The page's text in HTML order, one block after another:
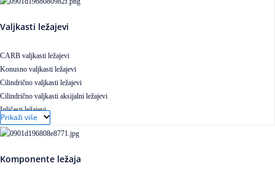
Aksijalni kuglični ležajevi
Valjkasti ležajevi
CARB valjkasti ležajevi
Konusno valjkasti ležajevi
Cilindrično valjkasti ležajevi
Cilindrično valjkasti aksijalni ležajevi
Igličasti ležajevi
Igličasti aksijalni ležajevi
Buričasti ležajevi
Buričasti aksijalni ležajevi
Prikaži više
Komponente ležaja